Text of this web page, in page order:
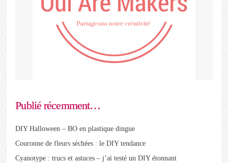
Publié récemment…
DIY Halloween – BO en plastique dingue
Couronne de fleurs séchées : le DIY tendance
Cyanotype : trucs et astuces – j’ai testé un DIY étonnant